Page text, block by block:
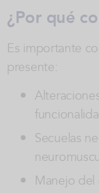
¿Por qué
Es importante
presente:
Secuelas
Manejo del